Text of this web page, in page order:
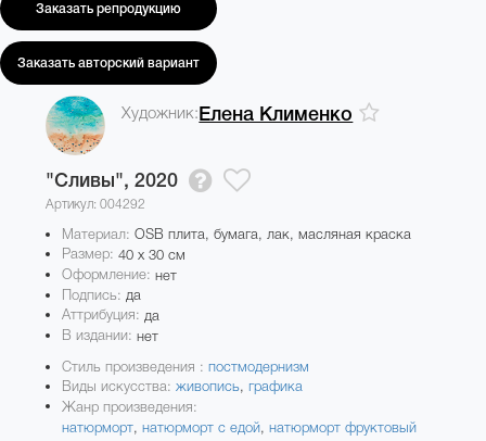
Заказать репродукцию
Заказать авторский вариант
Художник: Елена Клименко
"Сливы", 2020
Артикул: 004292
Материал: OSB плита, бумага, лак, масляная краска
Размер: 40 x 30 см
Оформление:нет
Подпись: да
Аттрибуция: да
В издании:нет
Стиль произведения : постмодернизм
Виды искусства:живопись,графика
Жанр произведения:
натюрморт,натюрморт с едой,натюрморт фруктовый